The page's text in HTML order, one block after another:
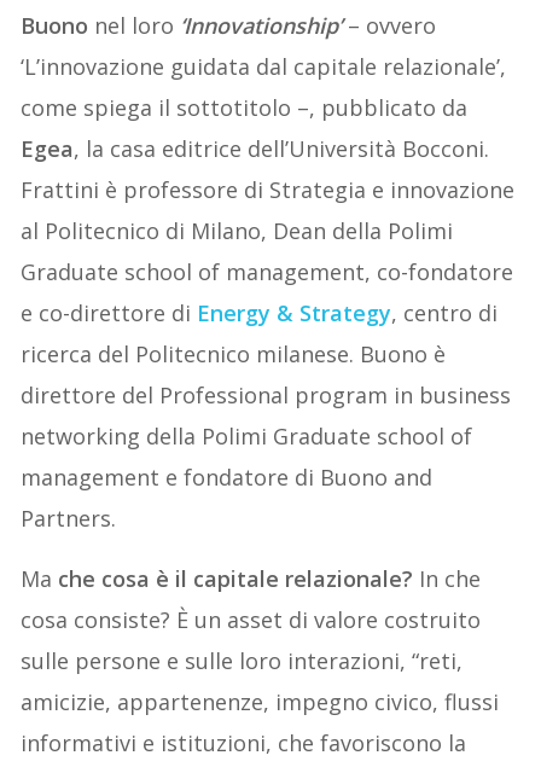
Buono nel loro ‘Innovationship’– ovvero
‘L’innovazione guidata dal capitale relazionale’,
come spiega il sottotitolo –, pubblicato da
Egea, la casa editrice dell’Università Bocconi.
Frattini è professore di Strategia e innovazione
al Politecnico di Milano, Dean della Polimi
Graduate school of management, co-fondatore
e co-direttore di Energy & Strategy, centro di
ricerca del Politecnico milanese. Buono è
direttore del Professional program in business
networking della Polimi Graduate school of
management e fondatore di Buono and
Partners.
Ma che cosa è il capitale relazionale? In che
cosa consiste? È un asset di valore costruito
sulle persone e sulle loro interazioni, “reti,
amicizie, appartenenze, impegno civico, flussi
informativi e istituzioni, che favoriscono la